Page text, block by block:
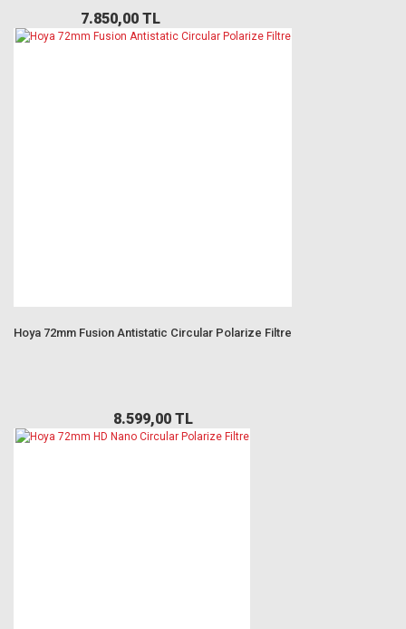
7.850,00 TL
Hoya 72mm Fusion Antistatic Circular Polarize Filtre
8.599,00 TL